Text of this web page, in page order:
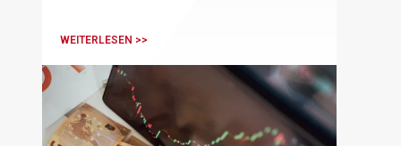
WEITERLESEN >>